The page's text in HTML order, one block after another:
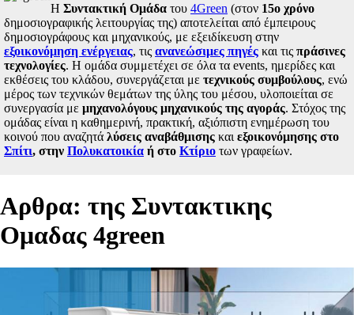
Η Συντακτική Ομάδα του 4Green (στον 15ο χρόνο
δημοσιογραφικής λειτουργίας της) αποτελείται από έμπειρους
δημοσιογράφους και μηχανικούς, με εξειδίκευση στην
εξοικονόμηση ενέργειας, τις ανανεώσιμες πηγές και τις πράσινες
τεχνολογίες. Η ομάδα συμμετέχει σε όλα τα events, ημερίδες και
εκθέσεις του κλάδου, συνεργάζεται με τεχνικούς συμβούλους, ενώ
μέρος των τεχνικών θεμάτων της ύλης του μέσου, υλοποιείται σε
συνεργασία με μηχανολόγους μηχανικούς της αγοράς. Στόχος της
ομάδας είναι η καθημερινή, πρακτική, αξιόπιστη ενημέρωση του
κοινού που αναζητά λύσεις αναβάθμισης και εξοικονόμησης στο
Σπίτι, στην Πολυκατοικία ή στο Κτίριο των γραφείων.
Aρθρα: της Συντακτικης
Ομαδας 4green